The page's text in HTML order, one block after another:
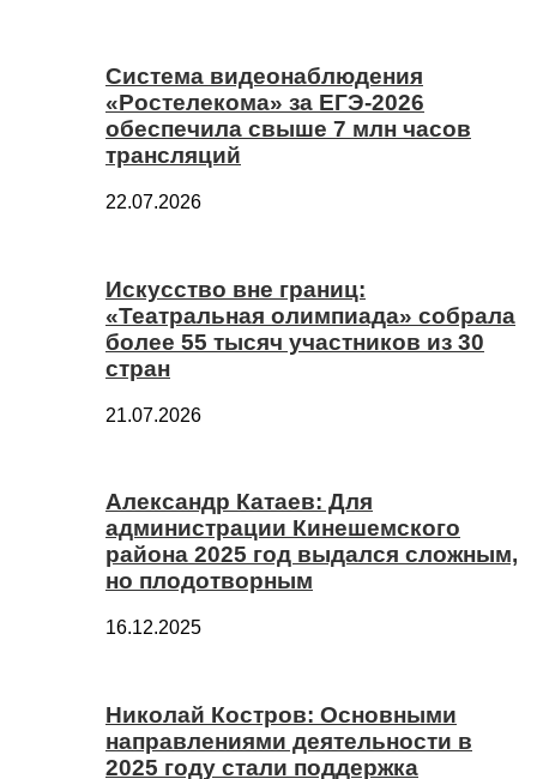
Система видеонаблюдения
«Ростелекома» за ЕГЭ-2026
обеспечила свыше 7 млн часов
трансляций
22.07.2026
Искусство вне границ:
«Театральная олимпиада» собрала
более 55 тысяч участников из 30
стран
21.07.2026
Александр Катаев: Для
администрации Кинешемского
района 2025 год выдался сложным,
но плодотворным
16.12.2025
Николай Костров: Основными
направлениями деятельности в
2025 году стали поддержка